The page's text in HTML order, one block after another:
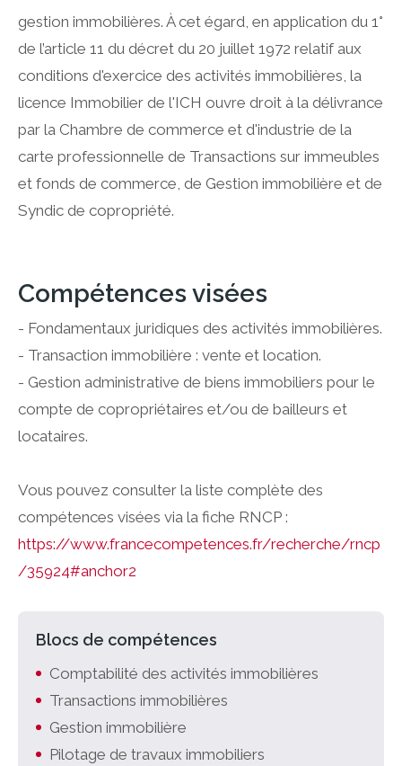
gestion immobilières. À cet égard, en application du 1°
de l’article 11 du décret du 20 juillet 1972 relatif aux
conditions d'exercice des activités immobilières, la
licence Immobilier de l'ICH ouvre droit à la délivrance
par la Chambre de commerce et d'industrie de la
carte professionnelle de Transactions sur immeubles
et fonds de commerce, de Gestion immobilière et de
Syndic de copropriété.
Compétences visées
- Fondamentaux juridiques des activités immobilières.
- Transaction immobilière : vente et location.
- Gestion administrative de biens immobiliers pour le
compte de copropriétaires et/ou de bailleurs et
locataires.
Vous pouvez consulter la liste complète des
compétences visées via la fiche RNCP :
https://www.francecompetences.fr/recherche/rncp
/35924#anchor2
Blocs de compétences
Comptabilité des activités immobilières
Transactions immobilières
Gestion immobilière
Pilotage de travaux immobiliers